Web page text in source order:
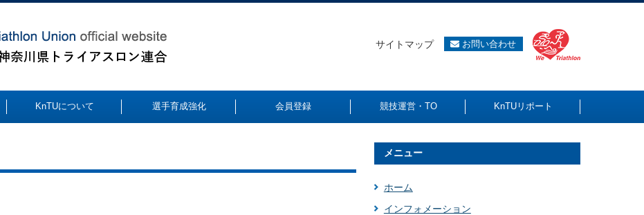
サイトマップ お問い合わせ
KnTUについて 選手育成強化 会員登録 競技運営・TO KnTUリポート
メニュー
ホーム
インフォメーション